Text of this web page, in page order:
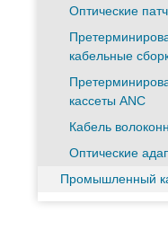
С 3–4 ноября
ИБП с мощным
Оптические
кабельные
кассеты ANC
Кабель
Оптические
Промышленный